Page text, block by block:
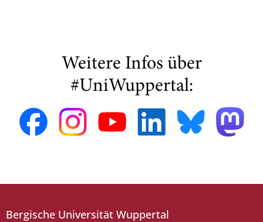
Weitere Infos über
#UniWuppertal:
Bergische Universität Wuppertal